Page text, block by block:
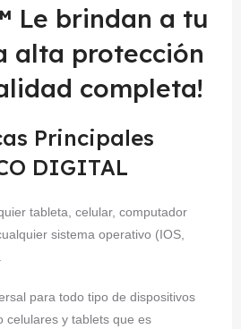
Le brindan a tu
alta protección
completa!
Principales
DIGITAL
tableta, celular, computador
sistema operativo (IOS,
para todo tipo de dispositivos
celulares y tablets que es